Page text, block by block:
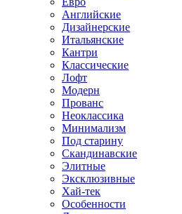
Английские
Дизайнерские
Итальянские
Кантри
Классические
Лофт
Модерн
Прованс
Неоклассика
Минимализм
Под старину
Скандинавские
Элитные
Эксклюзивные
Хай-тек
Особенности